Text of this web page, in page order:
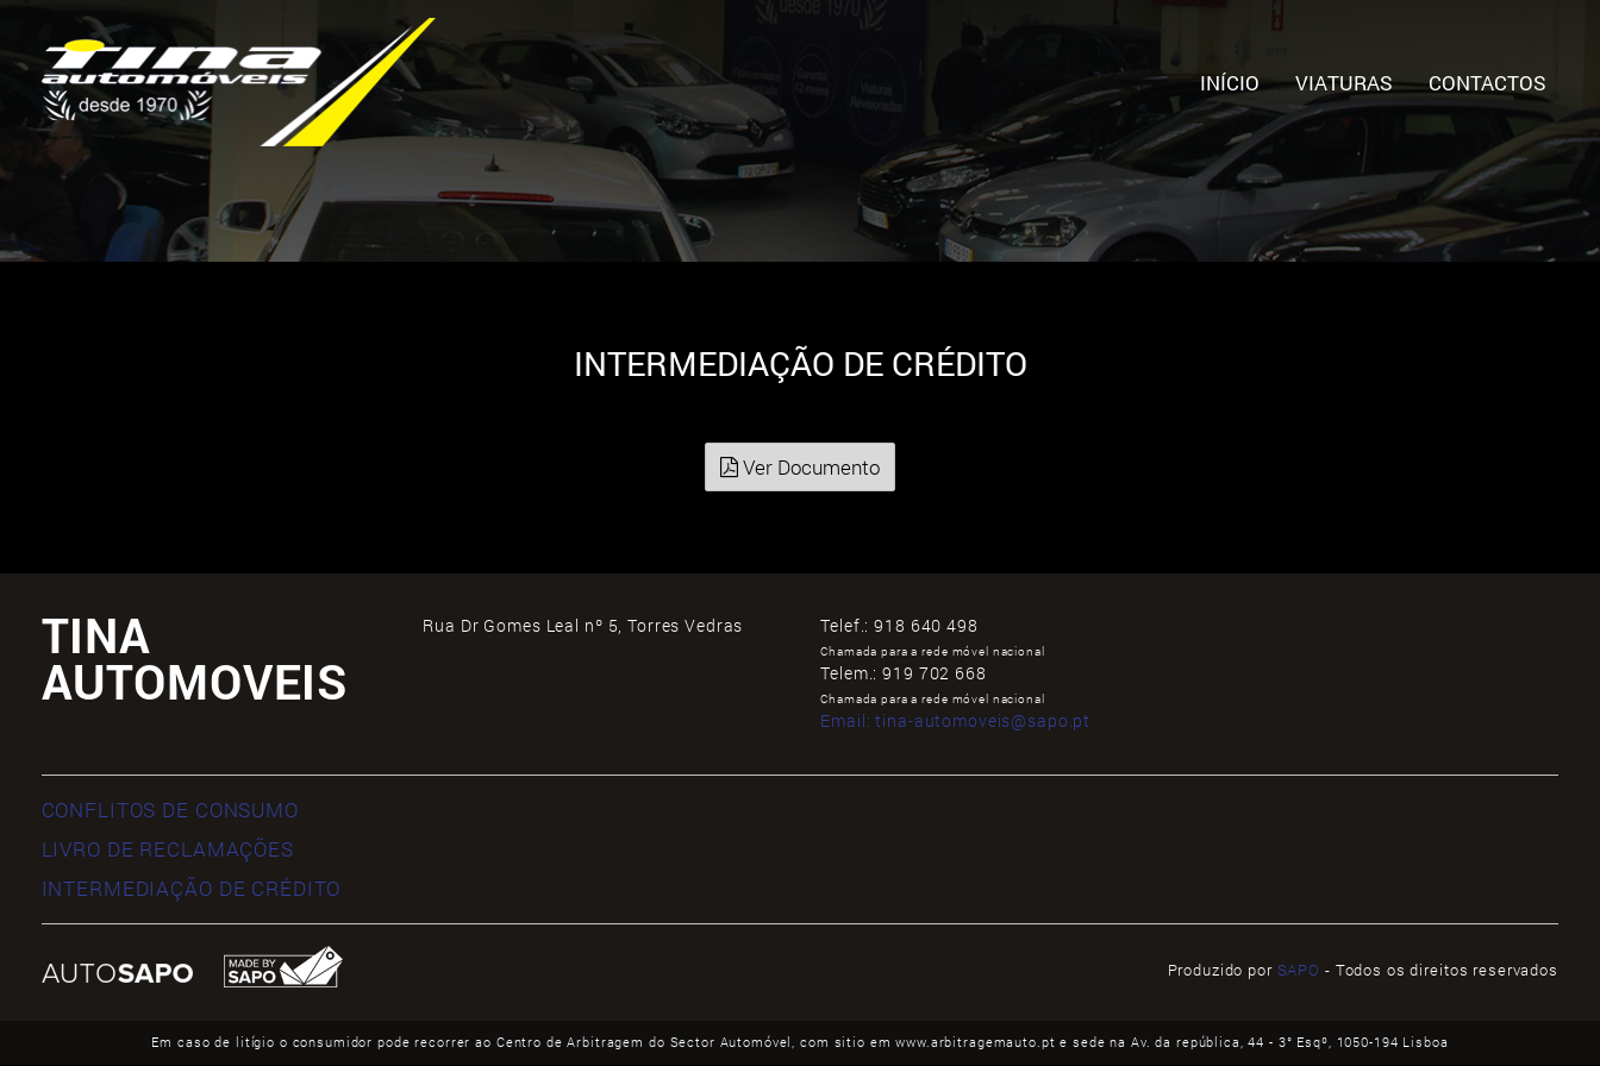
INÍCIO VIATURAS CONTACTOS
INTERMEDIAÇÃO DE CRÉDITO
Ver Documento
TINA
AUTOMOVEIS
Rua Dr Gomes Leal nº 5, Torres Vedras Telef.:918 640 498
Chamada para a rede móvel nacional
Telem.:919 702 668
Chamada para a rede móvel nacional
Email:tina-automoveis@sapo.pt
CONFLITOS DE CONSUMO
LIVRO DE RECLAMAÇÕES
INTERMEDIAÇÃO DE CRÉDITO
Produzido por SAPO - Todos os direitos reservados
Em caso de litígio o consumidor pode recorrer ao Centro de Arbitragem do Sector Automóvel, com sitio em www.arbitragemauto.pt e sede na Av. da república, 44 - 3° Esqº, 1050-194 Lisboa